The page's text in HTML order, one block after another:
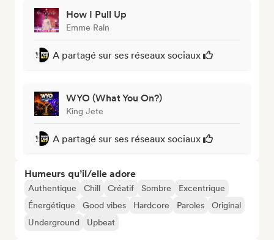
How I Pull Up
Emme Rain
A partagé sur ses réseaux sociaux
WYO (What You On?)
King Jete
A partagé sur ses réseaux sociaux
Humeurs qu’il/elle adore
Authentique Chill Créatif Sombre
Excentrique
Énergétique
Good vibes Hardcore Paroles
Original
Underground
Upbeat